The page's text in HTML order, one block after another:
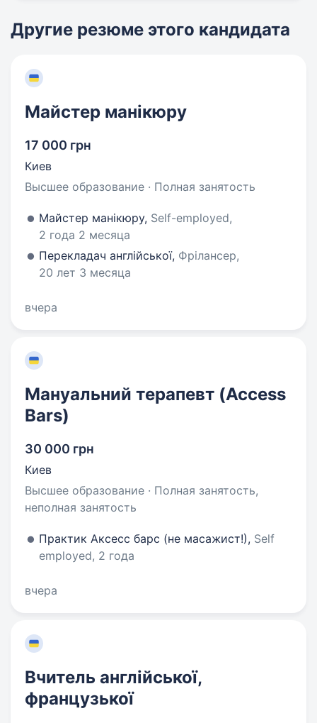
Другие резюме этого кандидата
Майстер манікюру
17 000 грн
Киев
Высшее образование · Полная занятость
Майстер манікюру, Self-employed,
2 года 2 месяца
Перекладач англійської, Фрілансер,
20 лет 3 месяца
вчера
Мануальний терапевт (Access
Bars)
30 000 грн
Киев
Высшее образование · Полная занятость,
неполная занятость
Практик Аксесс барс (не масажист!), Self
employed, 2 года
вчера
Вчитель англійської,
французької